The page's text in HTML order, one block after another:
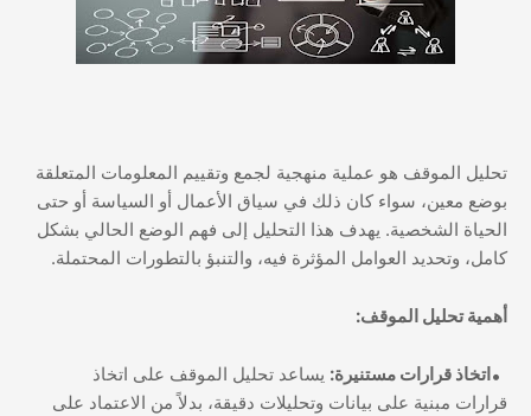
تحليل الموقف هو عملية منهجية لجمع وتقييم المعلومات المتعلقة
بوضع معين، سواء كان ذلك في سياق الأعمال أو السياسة أو حتى
الحياة الشخصية. يهدف هذا التحليل إلى فهم الوضع الحالي بشكل
كامل، وتحديد العوامل المؤثرة فيه، والتنبؤ بالتطورات المحتملة.
أهمية تحليل الموقف:
اتخاذ قرارات مستنيرة: يساعد تحليل الموقف على اتخاذ
قرارات مبنية على بيانات وتحليلات دقيقة، بدلاً من الاعتماد على